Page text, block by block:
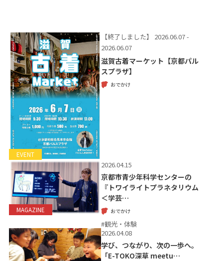
EVENT
【終了しました】
2026.06.07 -
2026.06.07
滋賀古着マーケット【京都パル
スプラザ】
おでかけ
MAGAZINE
2026.04.15
京都市青少年科学センターの
『トワイライトプラネタリウム
＜学芸…
おでかけ
#観光・体験
2026.04.08
学び、つながり、次の一歩へ。
「E-TOKO深草 meetu…